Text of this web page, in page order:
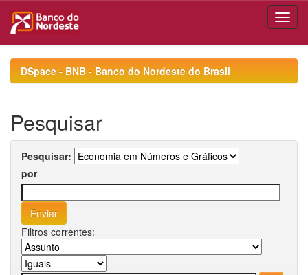
navigationDSpace - BNB - Banco do Nordeste do Brasil
Pesquisar
Pesquisar:
por
Filtros correntes: